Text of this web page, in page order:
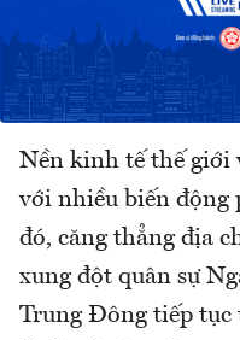
Nền kinh tế thế giới
với nhiều biến động
đó, căng thẳng địa
xung đột quân sự
Trung Đông tiếp tục